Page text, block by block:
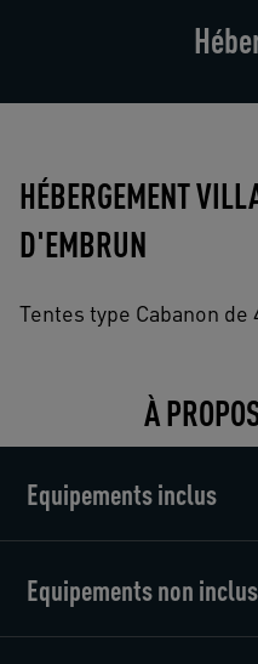
HÉBERGEMENT
D'EMBRUN
Tentes type Cabanon de
À
Equipements inclus
Equipements non inclus